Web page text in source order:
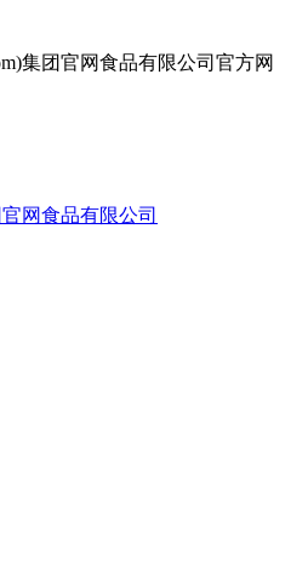
集团官网食品有限公司官方网